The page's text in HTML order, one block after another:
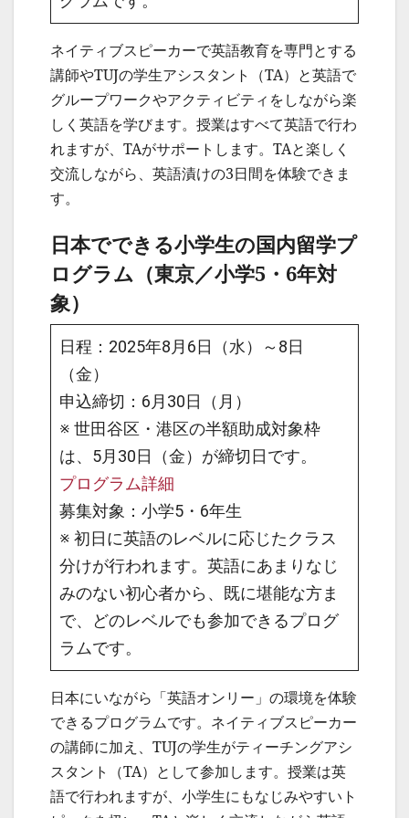
ネイティブスピーカーで英語教育を専門とする
講師やTUJの学生アシスタント（TA）と英語で
グループワークやアクティビティをしながら楽
しく英語を学びます。授業はすべて英語で行わ
れますが、TAがサポートします。TAと楽しく
交流しながら、英語漬けの3日間を体験できま
す。
日本でできる小学生の国内留学プ
ログラム（東京／小学5・6年対
象）
日程：2025年8月6日（水）～8日
（金）
申込締切：6月30日（月）
※ 世田谷区・港区の半額助成対象枠
は、5月30日（金）が締切日です。
プログラム詳細
募集対象：小学5・6年生
※ 初日に英語のレベルに応じたクラス
分けが行われます。英語にあまりなじ
みのない初心者から、既に堪能な方ま
で、どのレベルでも参加できるプログ
ラムです。
日本にいながら「英語オンリー」の環境を体験
できるプログラムです。ネイティブスピーカー
の講師に加え、TUJの学生がティーチングアシ
スタント（TA）として参加します。授業は英
語で行われますが、小学生にもなじみやすいト